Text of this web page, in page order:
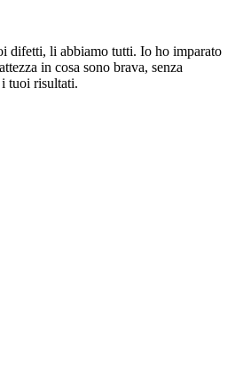
difetti, li abbiamo tutti. Io ho imparato
in cosa sono brava, senza
i tuoi risultati.